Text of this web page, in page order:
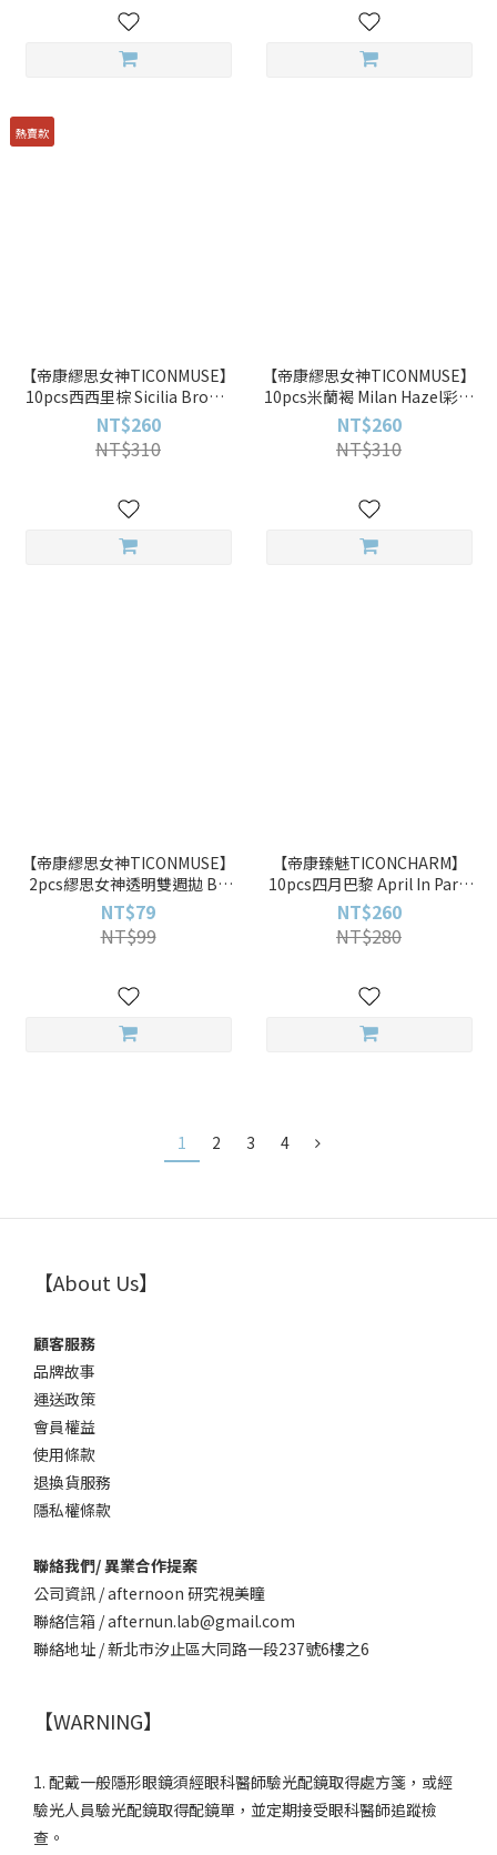
熱賣款
【帝康繆思女神TICONMUSE】
10pcs西西里棕 Sicilia Brown
彩色日拋
NT$260
NT$310
【帝康繆思女神TICONMUSE】
10pcs米蘭褐 Milan Hazel彩色
日拋
NT$260
NT$310
【帝康繆思女神TICONMUSE】
2pcs繆思女神透明雙週拋 Bi-
Weekly Disposable透明雙週
拋
NT$79
NT$99
【帝康臻魅TICONCHARM】
10pcs四月巴黎 April In Paris
彩色日拋
NT$260
NT$280
1 2 3 4
【About Us】
顧客服務
品牌故事
運送政策
會員權益
使用條款
退換貨服務
隱私權條款
聯絡我們/ 異業合作提案
公司資訊 / afternoon 研究視美瞳
聯絡信箱 / afternun.lab@gmail.com
聯絡地址 / 新北市汐止區大同路一段237號6樓之6
【WARNING】
1. 配戴一般隱形眼鏡須經眼科醫師驗光配鏡取得處方箋，或經
驗光人員驗光配鏡取得配鏡單，並定期接受眼科醫師追蹤檢
查。